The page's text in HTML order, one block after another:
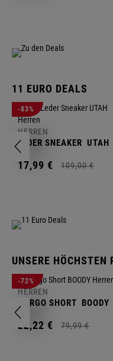
11 EURO DEALS
-83%
HERREN
LEDER SNEAKER UTAH
17,99 € 109,00 €
UNSERE HÖCHSTEN
-72%
HERREN
CARGO SHORT BOODY
22,22 € 79,99 €